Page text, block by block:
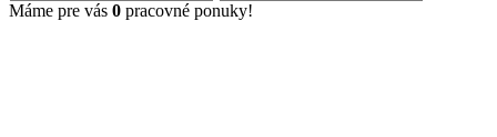
Máme pre vás 0 pracovné ponuky!